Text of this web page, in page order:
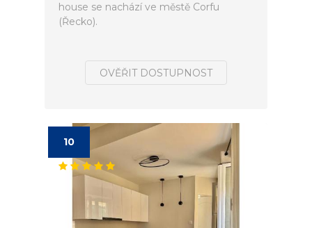
house se nachází ve městě Corfu
(Řecko).
OVĚŘIT DOSTUPNOST
10